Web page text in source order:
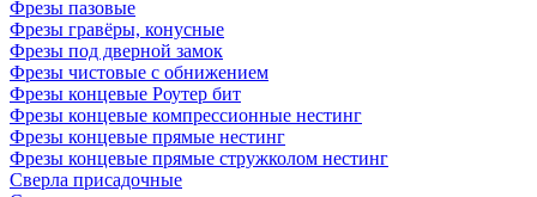
Фрезы пазовые
Фрезы гравёры, конусные
Фрезы под дверной замок
Фрезы чистовые с обнижением
Фрезы концевые Роутер бит
Фрезы концевые компрессионные нестинг
Фрезы концевые прямые нестинг
Фрезы концевые прямые стружколом нестинг
Сверла присадочные